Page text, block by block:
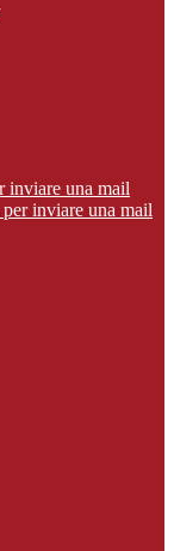
inviare una mail
inviare una mail